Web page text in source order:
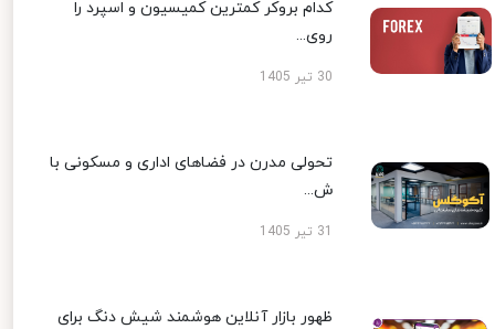
کدام بروکر کمترین کمیسیون و اسپرد را
روی...
30 تیر 1405
تحولی مدرن در فضاهای اداری و مسکونی با
ش...
ظهور بازار آنلاین هوشمند شیش دنگ برای